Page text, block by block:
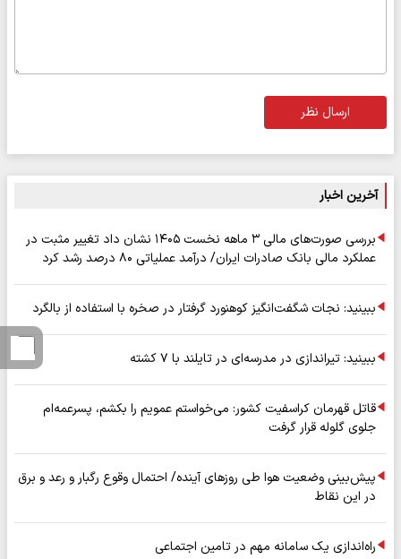
ارسال نظر
آخرین اخبار
بررسی صورت‌های مالی ۳ ماهه نخست ۱۴۰۵ نشان داد تغییر مثبت در
عملکرد مالی بانک صادرات ایران/ درآمد عملیاتی ۸۰ درصد رشد کرد
ببینید: نجات شگفت‌انگیز کوهنورد گرفتار در صخره با استفاده از بالگرد
ببینید: تیراندازی در مدرسه‌ای در تایلند با ۷ کشته
قاتل قهرمان کراسفیت کشور: می‌خواستم عمویم را بکشم، پسرعمه‌ام
جلوی گلوله قرار گرفت
پیش‌بینی وضعیت هوا طی روزهای آینده/ احتمال وقوع رگبار و رعد و برق
در این نقاط
راه‌اندازی یک سامانه مهم در تامین اجتماعی